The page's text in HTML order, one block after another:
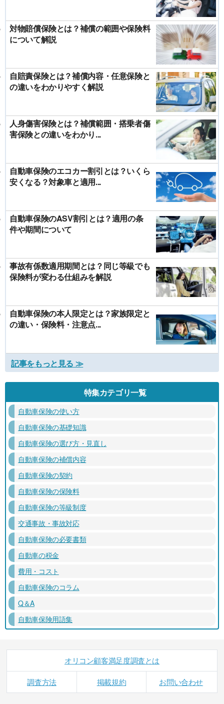
対物賠償保険とは？補償の範囲や保険料
について解説
自賠責保険とは？補償内容・任意保険と
の違いをわかりやすく解説
人身傷害保険とは？補償範囲・搭乗者傷
害保険との違いをわかり...
自動車保険のエコカー割引とは？いくら
安くなる？対象車と適用...
自動車保険のASV割引とは？適用の条
件や期間について
事故有係数適用期間とは？同じ等級でも
保険料が変わる仕組みを解説
自動車保険の本人限定とは？家族限定と
の違い・保険料・注意点...
記事をもっと見る ≫
特集カテゴリ一覧
自動車保険の使い方
自動車保険の基礎知識
自動車保険の選び方・見直し
自動車保険の補償内容
自動車保険の契約
自動車保険の保険料
自動車保険の等級制度
交通事故・事故対応
自動車保険の必要書類
自動車の税金
費用・コスト
自動車保険のコラム
Q＆A
自動車保険用語集
オリコン顧客満足度調査とは
調査方法 掲載規約 お問い合わせ